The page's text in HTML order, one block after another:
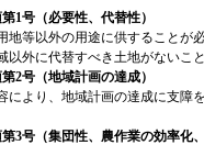
1号（必要性、代替性）
地等以外の用途に供することが
以外に代替すべき土地がないこと
2号（地域計画の達成）
により、地域計画の達成に支障
3号（集団性、農作業の効率化